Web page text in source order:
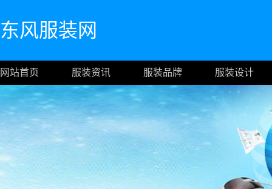
东风服装网
网站首页 服装资讯 服装品牌 服装设计